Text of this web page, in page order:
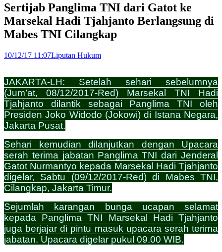
Sertijab Panglima TNI dari Gatot ke
Marsekal Hadi Tjahjanto Berlangsung di
Mabes TNI Cilangkap
10/12/17 11:07Liputan Hukum
JAKARTA-LH: Setelah sehari sebelumnya
(Jum’at, 08/12/2017-Red) Marsekal TNI Hadi
Tjahjanto dilantik sebagai Panglima TNI oleh
Presiden Joko Widodo (Jokowi) di Istana Negara,
Jakarta Pusat.
Sehari kemudian dilanjutkan dengan Upacara
serah terima jabatan Panglima TNI dari Jenderal
Gatot Nurmantyo kepada Marsekal Hadi Tjahjanto
digelar, Sabtu (09/12/2017-Red) di Mabes TNI,
Cilangkap, Jakarta Timur.
Sejumlah karangan bunga ucapan selamat
kepada Panglima TNI Marsekal Hadi Tjahjanto
juga berjajar di pintu masuk upacara serah terima
jabatan. Upacara digelar pukul 09.00 WIB.